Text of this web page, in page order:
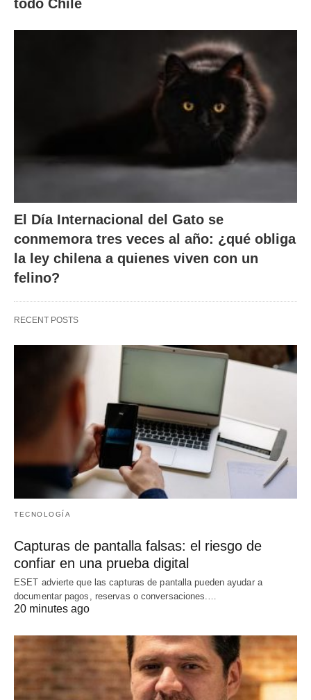
todo Chile
El Día Internacional del Gato se
conmemora tres veces al año: ¿qué obliga
la ley chilena a quienes viven con un
felino?
RECENT POSTS
TECNOLOGÍA
Capturas de pantalla falsas: el riesgo de
confiar en una prueba digital
ESET advierte que las capturas de pantalla pueden ayudar a
documentar pagos, reservas o conversaciones.…
20 minutes ago